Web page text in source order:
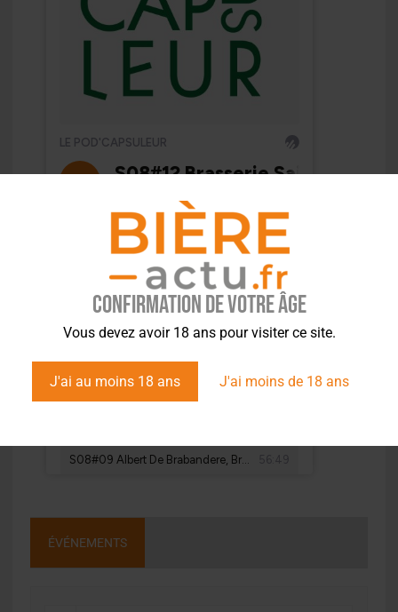
Confirmation de votre âge
Vous devez avoir 18 ans pour visiter ce site.
J'ai au moins 18 ans J'ai moins de 18 ans
ÉVÉNEMENTS